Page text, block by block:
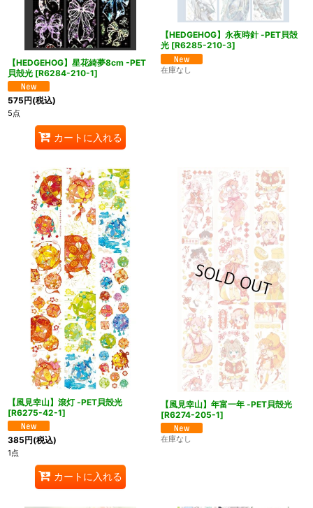
【HEDGEHOG】星花綺夢8cm -PET
貝殻光 [R6284-210-1]
575円(税込)
5点
カートに入れる
【HEDGEHOG】永夜時針 -PET貝殻
光 [R6285-210-3]
在庫なし
【風見幸山】滾灯 -PET貝殻光
[R6275-42-1]
385円(税込)
1点
カートに入れる
【風見幸山】年富一年 -PET貝殻光
[R6274-205-1]
在庫なし